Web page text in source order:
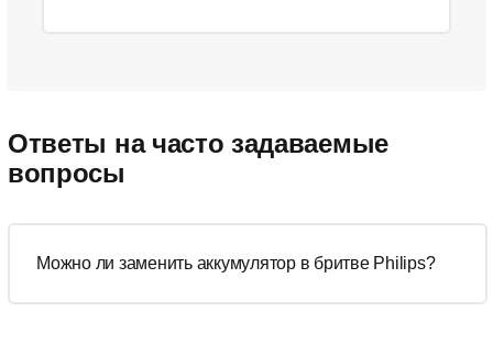
Ответы на часто задаваемые
вопросы
Можно ли заменить аккумулятор в бритве Philips?